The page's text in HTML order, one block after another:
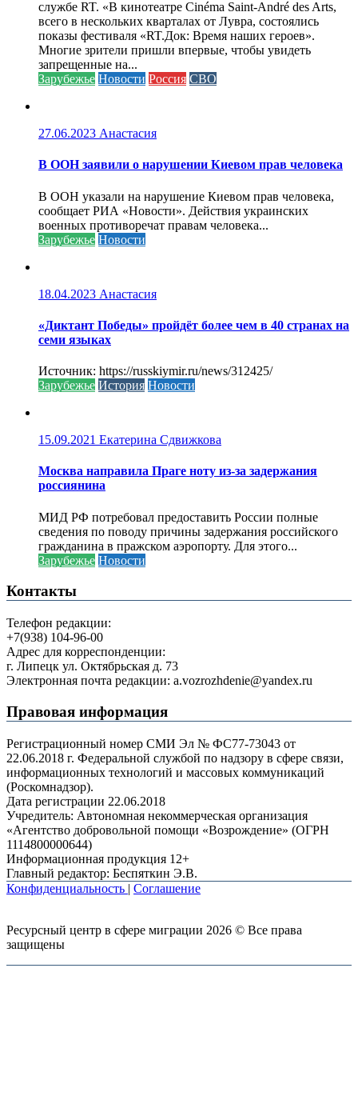
службе RT. «В кинотеатре Cinéma Saint-André des Arts,
всего в нескольких кварталах от Лувра, состоялись
показы фестиваля «RT.Док: Время наших героев».
Многие зрители пришли впервые, чтобы увидеть
запрещенные на...
Зарубежье Новости Россия СВО
27.06.2023 Анастасия
В ООН заявили о нарушении Киевом прав человека
В ООН указали на нарушение Киевом прав человека,
сообщает РИА «Новости». Действия украинских
военных противоречат правам человека...
Зарубежье Новости
18.04.2023 Анастасия
«Диктант Победы» пройдёт более чем в 40 странах на
семи языках
Источник: https://russkiymir.ru/news/312425/
Зарубежье История Новости
15.09.2021 Екатерина Сдвижкова
Москва направила Праге ноту из-за задержания
россиянина
МИД РФ потребовал предоставить России полные
сведения по поводу причины задержания российского
гражданина в пражском аэропорту. Для этого...
Зарубежье Новости
Контакты
Телефон редакции:
+7(938) 104-96-00
Адрес для корреспонденции:
г. Липецк ул. Октябрьская д. 73
Электронная почта редакции: a.vozrozhdenie@yandex.ru
Правовая информация
Регистрационный номер СМИ Эл № ФС77-73043 от
22.06.2018 г. Федеральной службой по надзору в сфере связи,
информационных технологий и массовых коммуникаций
(Роскомнадзор).
Дата регистрации 22.06.2018
Учредитель: Автономная некоммерческая организация
«Агентство добровольной помощи «Возрождение» (ОГРН
1114800000644)
Информационная продукция 12+
Главный редактор: Беспяткин Э.В.
Конфиденциальность | Соглашение
Ресурсный центр в сфере миграции 2026 © Все права
защищены